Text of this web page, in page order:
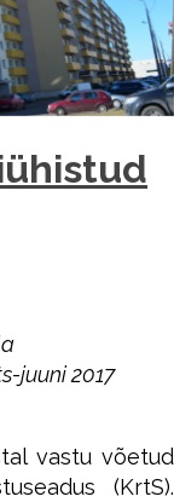
juuni 2017
vastu võetud
(KrtS).